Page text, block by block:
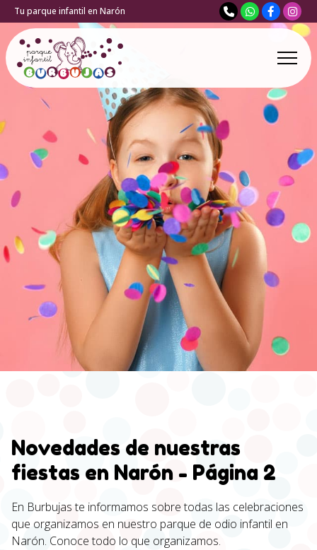
Tu parque infantil en Narón
Novedades de nuestras
fiestas en Narón - Página 2
En Burbujas te informamos sobre todas las celebraciones
que organizamos en nuestro parque de odio infantil en
Narón. Conoce todo lo que organizamos.